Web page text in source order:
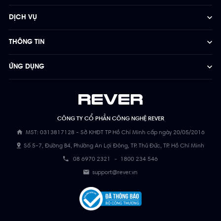
CÔNG TY CỔ PHẦN CÔNG NGHỆ REVER
MST: 0313817128 - Sở KHĐT TP Hồ Chí Minh cấp ngày 20/05/2016
Số 5-7, Đường B4, Phường An Lợi Đông, TP. Thủ Đức, TP. Hồ Chí Minh
08 6970 2321 - 1800 234 546
support@rever.vn
DỊCH VỤ
THÔNG TIN
ỨNG DỤNG